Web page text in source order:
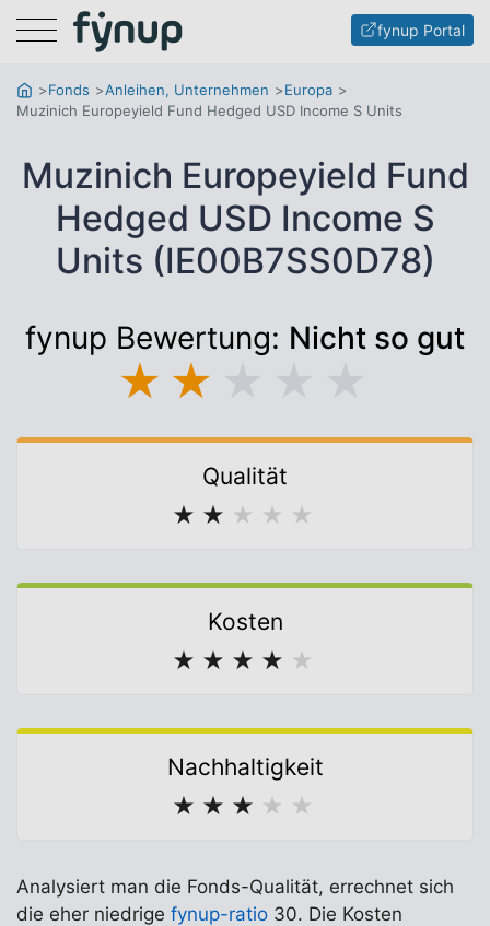
Menu fynup Portal
Fonds Anleihen, Unternehmen
Europa
Muzinich Europeyield Fund Hedged USD Income S Units
Muzinich Europeyield Fund
Hedged USD Income S
Units (IE00B7SS0D78)
fynup Bewertung: Nicht so gut
★ ★
Qualität
★ ★ ★ ★ ★
Kosten
★ ★ ★ ★ ★
Nachhaltigkeit
★ ★ ★ ★ ★
Analysiert man die Fonds-Qualität, errechnet sich
die eher niedrige fynup-ratio 30. Die Kosten